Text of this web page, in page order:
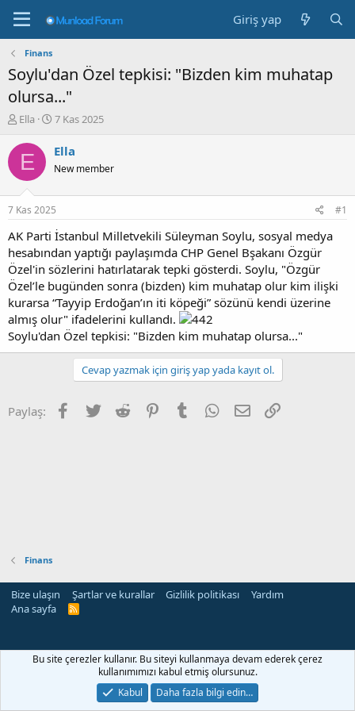
Giriş yap
Finans
Soylu'dan Özel tepkisi: "Bizden kim muhatap
olursa..."
K
n
b
u
u
b
a
l
a
t
a
n
Ella
B
ş
a
g
ı
ç
t
a
r
i
h
i
7 Kas 2025
E Ella
New member
7 Kas 2025 #1
AK Parti İstanbul Milletvekili Süleyman Soylu, sosyal medya
hesabından yaptığı paylaşımda CHP Genel Bşakanı Özgür
Özel'in sözlerini hatırlatarak tepki gösterdi. Soylu, "Özgür
Özel’le bugünden sonra (bizden) kim muhatap olur kim ilişki
kurarsa “Tayyip Erdoğan’ın iti köpeği” sözünü kendi üzerine
almış olur" ifadelerini kullandı.
Soylu'dan Özel tepkisi: "Bizden kim muhatap olursa..."
Cevap yazmak için giriş yap yada kayıt ol.
Paylaş: Facebook
Twitter Reddit PinterestTumblr WhatsApp
E-posta
Finans
Bize ulaşın Şartlar ve kurallar Gizlilik politikası
Yardım
Ana sayfa
R
siteleri
Bu site çerezler kullanır. Bu siteyi kullanmaya devam ederek çerez
kullanımımızı kabul etmiş olursunuz.
Kabul
Daha fazla bilgi edin…